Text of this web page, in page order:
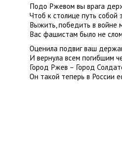
Подо Ржевом вы врага
Чтоб к столице путь собой
Выжить, победить в войне
Вас фашистам было не
Оценила подвиг ваш
И вернула всем погибшим
Город Ржев – Город
Он такой теперь в России